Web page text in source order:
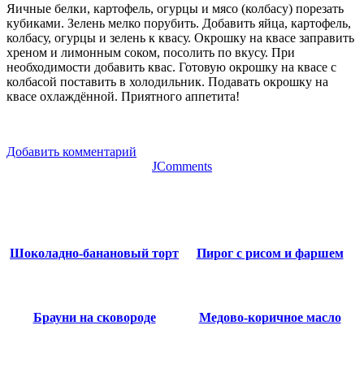
Яичные белки, картофель, огурцы и мясо (колбасу) порезать
кубиками. Зелень мелко порубить. Добавить яйца, картофель,
колбасу, огурцы и зелень к квасу. Окрошку на квасе заправить
хреном и лимонным соком, посолить по вкусу. При
необходимости добавить квас. Готовую окрошку на квасе с
колбасой поставить в холодильник. Подавать окрошку на
квасе охлаждённой. Приятного аппетита!
Добавить комментарий
JComments
Шоколадно-банановый торт Пирог с рисом и фаршем
Брауни на сковороде Медово-коричное масло